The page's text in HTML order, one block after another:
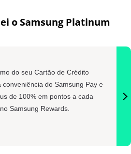
o Samsung Platinum
do seu Cartão de Crédito
conveniência do Samsung Pay e
de 100% em pontos a cada
Samsung Rewards.